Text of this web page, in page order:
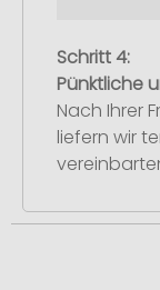
Schritt 4:
Pünktliche
Nach Ihrer
liefern wir